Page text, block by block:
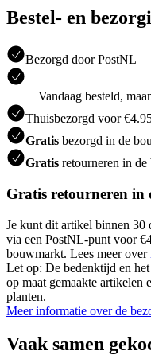
Bestel- en
Bezorgd door PostNL
Vandaag besteld,
Thuisbezorgd voor
Gratis bezorgd in de
Gratis retourneren in
Gratis retourneren in
Je kunt dit artikel binnen 30
via een PostNL-punt voor
bouwmarkt. Lees meer over
Let op: De bedenktijd en
op maat gemaakte artikelen
planten.
Meer informatie over de
Vaak samen